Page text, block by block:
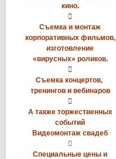
кино.

Съемка и монтаж
корпоративных фильмов,
изготовление
«вирусных» роликов.

Съемка концертов,
тренингов и вебинаров

А также торжественных
событий
Видеомонтаж свадеб

Специальные цены и